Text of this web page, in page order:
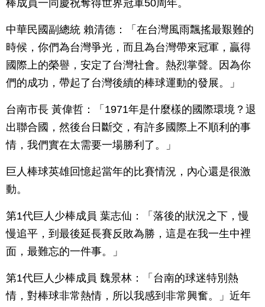
棒成員一同慶祝奪得世界冠軍50周年。
中華民國副總統 賴清德：「在台灣風雨飄搖最艱難的
時候，你們為台灣爭光，而且為台灣帶來冠軍，贏得
國際上的榮譽，安定了台灣社會。熱烈掌聲。因為你
們的成功，帶起了台灣後續的棒球運動的發展。」
台南市長 黃偉哲：「1971年是什麼樣的國際環境？退
出聯合國，然後台日斷交，有許多國際上不順利的事
情，我們實在太需要一場勝利了。」
巨人棒球英雄回憶起當年的比賽情況，內心還是很激
動。
第1代巨人少棒成員 葉志仙：「落後的狀況之下，慢
慢追平，到最後延長賽反敗為勝，這是在我一生中裡
面，最難忘的一件事。」
第1代巨人少棒成員 魏景林：「台南的球迷特別熱
情，對棒球非常熱情，所以我感到非常興奮。」近年